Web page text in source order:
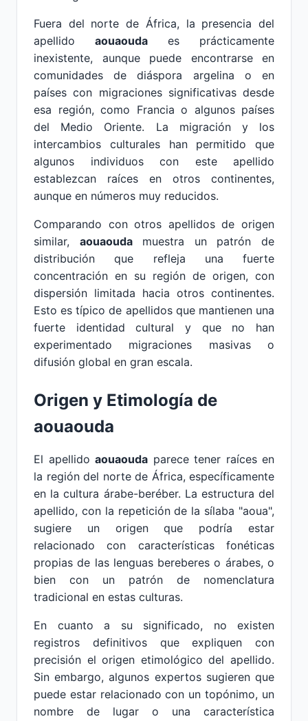
Fuera del norte de África, la presencia del
apellido aouaouda es prácticamente
inexistente, aunque puede encontrarse en
comunidades de diáspora argelina o en
países con migraciones significativas desde
esa región, como Francia o algunos países
del Medio Oriente. La migración y los
intercambios culturales han permitido que
algunos individuos con este apellido
establezcan raíces en otros continentes,
aunque en números muy reducidos.
Comparando con otros apellidos de origen
similar, aouaoudamuestra un patrón de
distribución que refleja una fuerte
concentración en su región de origen, con
dispersión limitada hacia otros continentes.
Esto es típico de apellidos que mantienen una
fuerte identidad cultural y que no han
experimentado migraciones masivas o
difusión global en gran escala.
Origen y Etimología de
aouaouda
El apellido aouaouda parece tener raíces en
la región del norte de África, específicamente
en la cultura árabe-beréber. La estructura del
apellido, con la repetición de la sílaba "aoua",
sugiere un origen que podría estar
relacionado con características fonéticas
propias de las lenguas bereberes o árabes, o
bien con un patrón de nomenclatura
tradicional en estas culturas.
En cuanto a su significado, no existen
registros definitivos que expliquen con
precisión el origen etimológico del apellido.
Sin embargo, algunos expertos sugieren que
puede estar relacionado con un topónimo, un
nombre de lugar o una característica